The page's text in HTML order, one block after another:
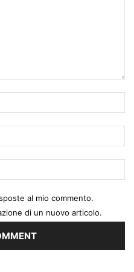
al mio commento.
di un nuovo articolo.